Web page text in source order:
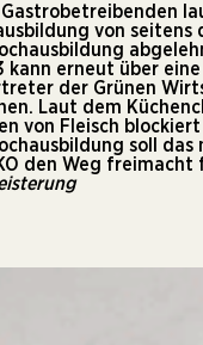
von seitens
erneut über
der Grünen
Laut dem
von Fleisch
soll das
den Weg